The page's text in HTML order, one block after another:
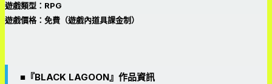
遊戲類型：RPG
遊戲價格：免費（遊戲內道具課金制）
■『BLACK LAGOON』作品資訊